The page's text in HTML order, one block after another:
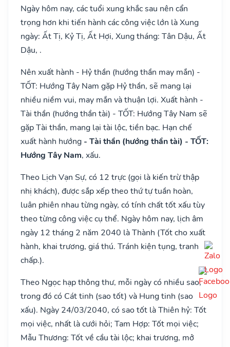
Ngày hôm nay, các tuổi xung khắc sau nên cẩn
trọng hơn khi tiến hành các công việc lớn là Xung
ngày: Ất Tị, Kỷ Tị, Ất Hợi, Xung tháng: Tân Dậu, Ất
Dậu, .
Nên xuất hành - Hỷ thần (hướng thần may mắn) -
TỐT: Hướng Tây Nam gặp Hỷ thần, sẽ mang lại
nhiều niềm vui, may mắn và thuận lợi. Xuất hành -
Tài thần (hướng thần tài) - TỐT: Hướng Tây Nam sẽ
gặp Tài thần, mang lại tài lộc, tiền bạc. Hạn chế
xuất hành hướng - Tài thần (hướng thần tài) - TỐT:
Hướng Tây Nam, xấu.
Theo Lịch Vạn Sự, có 12 trực (gọi là kiến trừ thập
nhị khách), được sắp xếp theo thứ tự tuần hoàn,
luân phiên nhau từng ngày, có tính chất tốt xấu tùy
theo từng công việc cụ thể. Ngày hôm nay, lịch âm
ngày 12 tháng 2 năm 2040 là Thành (Tốt cho xuất
hành, khai trương, giá thú. Tránh kiện tụng, tranh
chấp.).
Theo Ngọc hạp thông thư, mỗi ngày có nhiều sao,
trong đó có Cát tinh (sao tốt) và Hung tinh (sao
xấu). Ngày 24/03/2040, có sao tốt là Thiên hỷ: Tốt
mọi việc, nhất là cưới hỏi; Tam Hợp: Tốt mọi việc;
Mẫu Thương: Tốt về cầu tài lộc; khai trương, mở